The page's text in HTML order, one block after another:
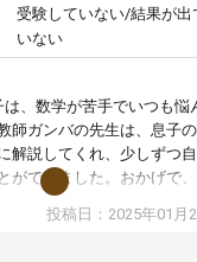
受験していない/結果が出
いない
、数学が苦手でいつも悩
師ガンバの先生は、息子
解説してくれ、少しずつ
ができました。おかげで
10点以上アップし、本人も
投稿日：2025年01月